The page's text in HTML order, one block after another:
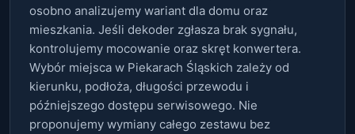
osobno analizujemy wariant dla domu oraz
mieszkania. Jeśli dekoder zgłasza brak sygnału,
kontrolujemy mocowanie oraz skręt konwertera.
Wybór miejsca w Piekarach Śląskich zależy od
kierunku, podłoża, długości przewodu i
późniejszego dostępu serwisowego. Nie
proponujemy wymiany całego zestawu bez